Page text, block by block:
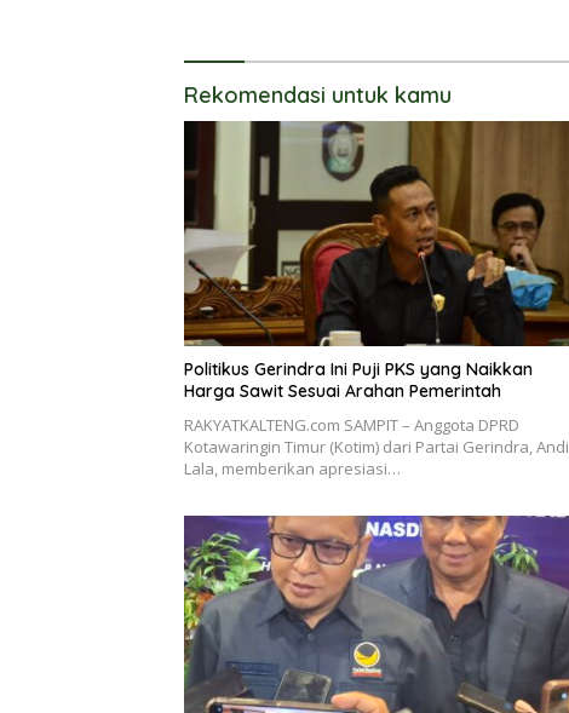
Rekomendasi untuk kamu
Politikus Gerindra Ini Puji PKS yang Naikkan
Harga Sawit Sesuai Arahan Pemerintah
RAKYATKALTENG.com SAMPIT – Anggota DPRD
Kotawaringin Timur (Kotim) dari Partai Gerindra, Andi
Lala, memberikan apresiasi…